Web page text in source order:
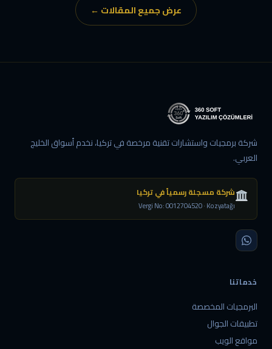
عرض جميع المقالات ←
شركة برمجيات واستشارات تقنية مرخصة في تركيا، نخدم أسواق الخليج
العربي.
شركة مسجلة رسمياً في تركيا
Vergi No: 0012704520 · Kozyatağı
خدماتنا
البرمجيات المخصصة
تطبيقات الجوال
مواقع الويب